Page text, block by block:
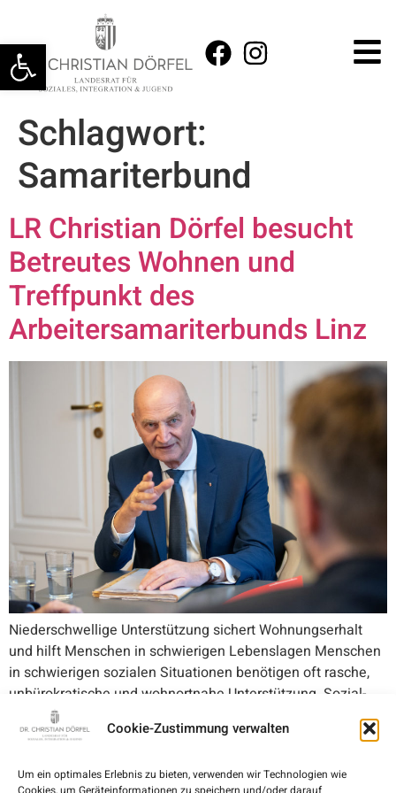
Werkzeugleiste öffnen
Cookie-Zustimmung verwalten
Um ein optimales Erlebnis zu bieten, verwenden wir Technologien wie
Schlagwort:
Samariterbund
LR Christian Dörfel besucht
Betreutes Wohnen und
Treffpunkt des
Arbeitersamariterbunds Linz
Niederschwellige Unterstützung sichert Wohnungserhalt
und hilft Menschen in schwierigen Lebenslagen Menschen
in schwierigen sozialen Situationen benötigen oft rasche,
unbürokratische und wohnortnahe Unterstützung. Sozial-
Landesrat Dr. Christian Dörfel besuchte daher das Betreute
Wohnen und den Treffpunkt des Samariterbunds der Stadt
niederschwellige Hilfe für Bewohnerinnen und Bewohner,